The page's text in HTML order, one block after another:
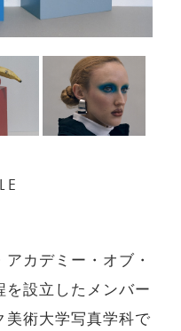
カデミー・オブ・
を設立したメンバー
美術大学写真学科で